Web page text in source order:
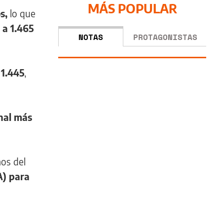
lo que
a 1.465
más
del
para
MÁS POPULAR
NOTAS PROTAGONISTAS